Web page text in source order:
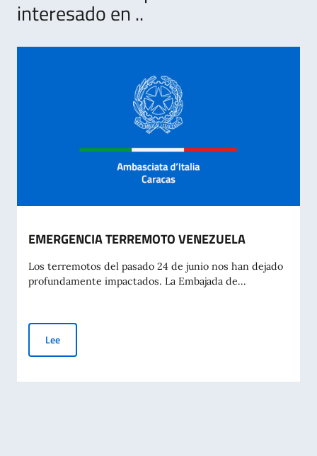
interesado en ..
EMERGENCIA TERREMOTO VENEZUELA
Los terremotos del pasado 24 de junio nos han dejado
profundamente impactados. La Embajada de...
LeeEMERGENCIA TERREMOTO VENEZUELA